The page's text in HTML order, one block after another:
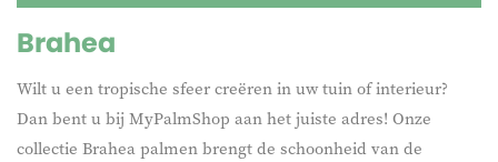
compacte en langzame groei is de Brahea geschikt voor
zowel tuin als interieur. MyPalmShop biedt een zorgvuldig
geselecteerd assortiment Brahea palmen met deskundige
service en snelle levering.
Brahea
Wilt u een tropische sfeer creëren in uw tuin of interieur?
Dan bent u bij MyPalmShop aan het juiste adres! Onze
collectie Brahea palmen brengt de schoonheid van de